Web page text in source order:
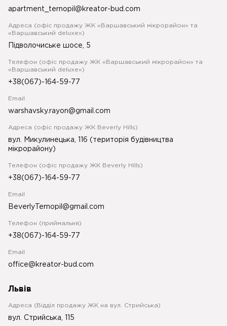
apartment_ternopil@kreator-bud.com
Адреса (офіс продажу ЖК «Варшавський мікрорайон» та
«Варшавський deluxe»)
Підволочиське шосе, 5
Телефон (офіс продажу ЖК «Варшавський мікрорайон» та
«Варшавський deluxe»)
+38(067)-164-59-77
Email
warshavsky.rayon@gmail.com
Адреса (офіс продажу ЖК Beverly Hills)
вул. Микулинецька, 116 (територія будівництва
мікрорайону)
Телефон (офіс продажу ЖК Beverly Hills)
+38(067)-164-59-77
Email
BeverlyTernopil@gmail.com
Телефон (приймальня)
+38(067)-164-59-77
Email
office@kreator-bud.com
Львів
Адреса (Відділ продажу ЖК на вул. Стрийська)
вул. Стрийська, 115